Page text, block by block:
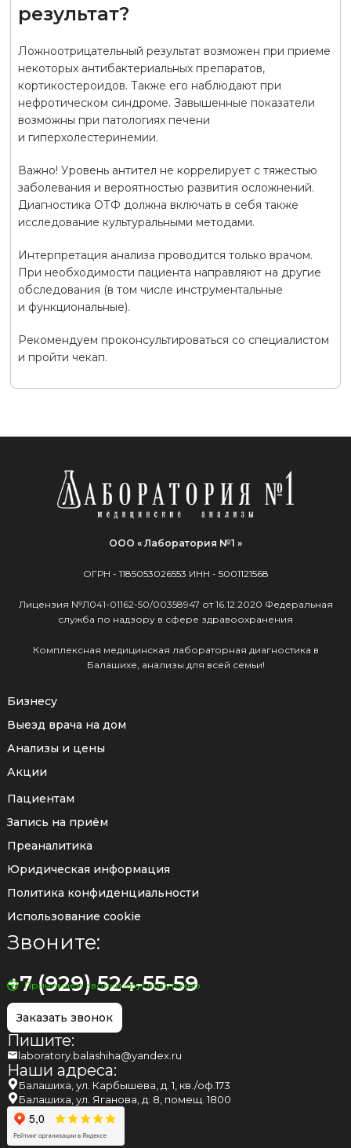
результат?
Ложноотрицательный результат возможен при приеме
некоторых антибактериальных препаратов,
кортикостероидов. Также его наблюдают при
нефротическом синдроме. Завышенные показатели
возможны при патологиях печени
и гиперхолестеринемии.
Важно! Уровень антител не коррелирует с тяжестью
заболевания и вероятностью развития осложнений.
Диагностика ОТФ должна включать в себя также
исследование культуральными методами.
Интерпретация анализа проводится только врачом.
При необходимости пациента направляют на другие
обследования (в том числе инструментальные
и функциональные).
Рекомендуем проконсультироваться со специалистом
и пройти чекап.
ООО « Лаборатория №1 »
ОГРН - 1185053026553 ИНН - 5001121568
Лицензия №Л041-01162-50/00358947 от 16.12.2020 Федеральная
служба по надзору в сфере здравоохранения
Комплексная медицинская лабораторная диагностика в
Балашихе, анализы для всей семьи!
Бизнесу
Выезд врача на дом
Анализы и цены
Акции
Пациентам
Запись на приём
Преаналитика
Юридическая информация
Политика конфиденциальности
Использование cookie
Звоните:
+7 (929) 524-55-59
Принимаем звонки круглосуточно
Заказать звонок
Пишите:
laboratory.balashiha@yandex.ru
Наши адреса:
Балашиха, ул. Карбышева, д. 1, кв./оф.173
Балашиха, ул. Яганова, д. 8, помещ. 1800